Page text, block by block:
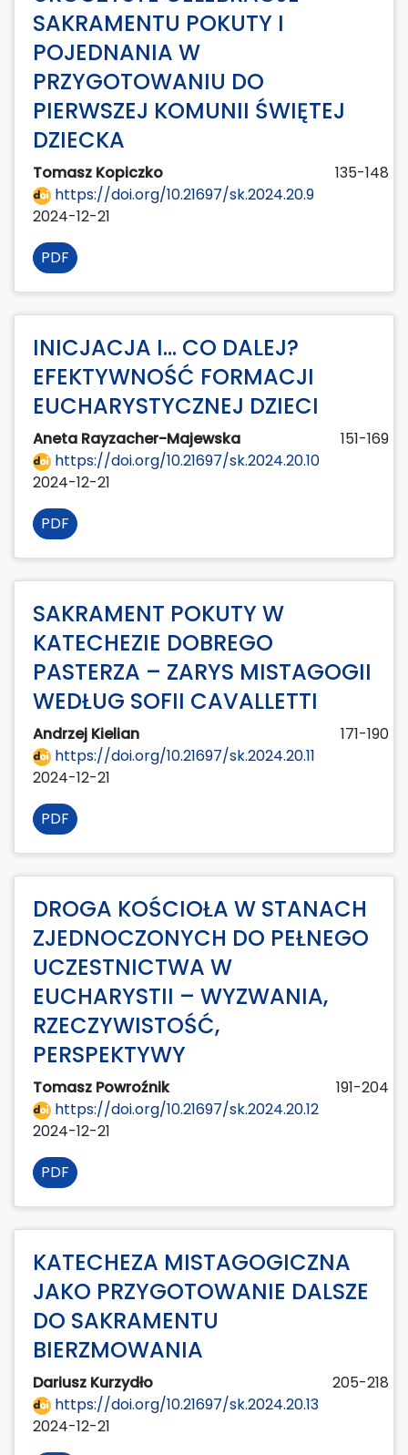
SAKRAMENTU POKUTY I
POJEDNANIA W
PRZYGOTOWANIU DO
PIERWSZEJ KOMUNII ŚWIĘTEJ
DZIECKA
Tomasz Kopiczko
135-148
https://doi.org/10.21697/sk.2024.20.9
2024-12-21
PDF
INICJACJA I… CO DALEJ?
EFEKTYWNOŚĆ FORMACJI
EUCHARYSTYCZNEJ DZIECI
Aneta Rayzacher-Majewska
151-169
https://doi.org/10.21697/sk.2024.20.10
2024-12-21
PDF
SAKRAMENT POKUTY W
KATECHEZIE DOBREGO
PASTERZA – ZARYS MISTAGOGII
WEDŁUG SOFII CAVALLETTI
Andrzej Kielian
171-190
https://doi.org/10.21697/sk.2024.20.11
2024-12-21
PDF
DROGA KOŚCIOŁA W STANACH
ZJEDNOCZONYCH DO PEŁNEGO
UCZESTNICTWA W
EUCHARYSTII – WYZWANIA,
RZECZYWISTOŚĆ,
PERSPEKTYWY
Tomasz Powroźnik
191-204
https://doi.org/10.21697/sk.2024.20.12
2024-12-21
PDF
KATECHEZA MISTAGOGICZNA
JAKO PRZYGOTOWANIE DALSZE
DO SAKRAMENTU
BIERZMOWANIA
Dariusz Kurzydło
205-218
https://doi.org/10.21697/sk.2024.20.13
2024-12-21